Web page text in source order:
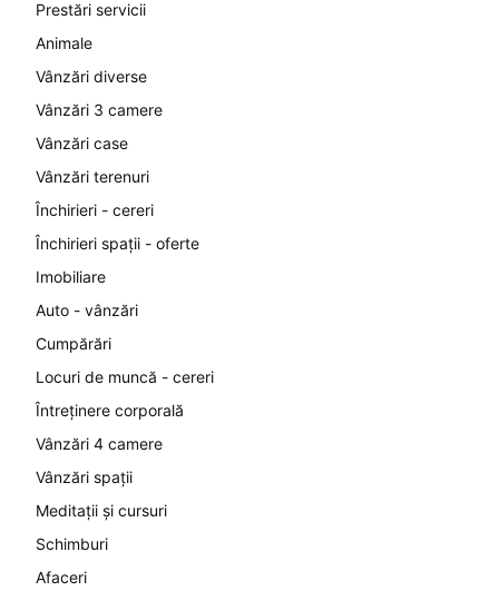
Prestări servicii
Animale
Vânzări diverse
Vânzări 3 camere
Vânzări case
Vânzări terenuri
Închirieri - cereri
Închirieri spații - oferte
Imobiliare
Auto - vânzări
Cumpărări
Locuri de muncă - cereri
Întreținere corporală
Vânzări 4 camere
Vânzări spații
Meditații și cursuri
Schimburi
Afaceri